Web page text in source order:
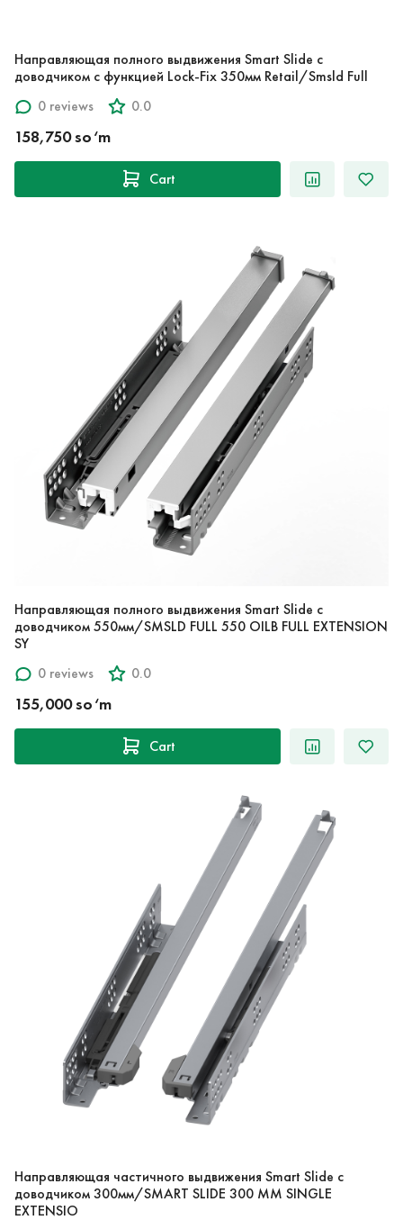
Направляющая полного выдвижения Smart Slide с
доводчиком c функцией Lock-Fix 350мм Retail/Smsld Full
0 reviews
0.0
158,750 so‘m
Cart
Направляющая полного выдвижения Smart Slide с
доводчиком 550мм/SMSLD FULL 550 OILB FULL EXTENSION
SY
0 reviews
0.0
155,000 so‘m
Cart
Направляющая частичного выдвижения Smart Slide с
доводчиком 300мм/SMART SLIDE 300 MM SINGLE
EXTENSIO